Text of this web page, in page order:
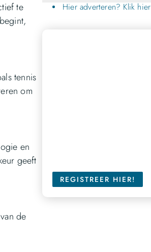
te
tennis
om
en
geeft
de
Hier adverteren? Klik hier
REGISTREER HIER!